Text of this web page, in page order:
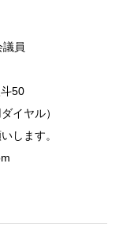
員
50
イヤル）
します。